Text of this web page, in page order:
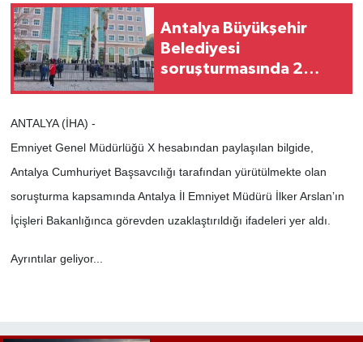
Antalya Büyükşehir
Belediyesi
soruşturmasında 2
ANTALYA (İHA) -
Emniyet Genel Müdürlüğü X hesabından paylaşılan bilgide,
Antalya Cumhuriyet Başsavcılığı tarafından yürütülmekte olan
soruşturma kapsamında Antalya İl Emniyet Müdürü İlker Arslan’ın
İçişleri Bakanlığınca görevden uzaklaştırıldığı ifadeleri yer aldı.
Ayrıntılar geliyor...